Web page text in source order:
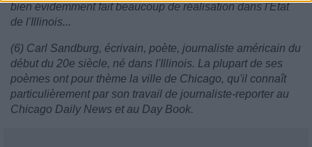
bien évidemment fait beaucoup de réalisation dans l'État
de l'Illinois...
(6) Carl Sandburg, écrivain, poète, journaliste américain du
début du 20e siècle, né dans l'Illinois. La plupart de ses
poèmes ont pour thème la ville de Chicago, qu'il connaît
particulièrement par son travail de journaliste-reporter au
Chicago Daily News et au Day Book.